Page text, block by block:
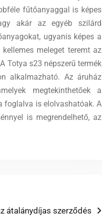
fűtőanyaggal is képes
akár az egyéb szilárd
ugyanis képes a
meleget teremt az
A Totya s23 népszerű termék
alkalmazható. Az áruház
megtekinthetőek a
foglalva is elolvashatóak. A
is megrendelhető, az
átalánydíjas szerződés